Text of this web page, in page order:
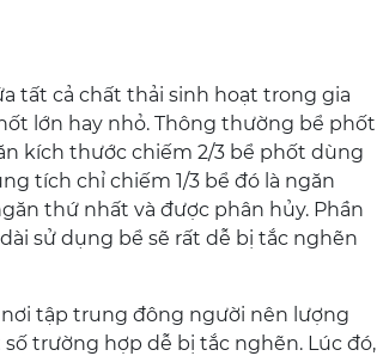
tất cả chất thải sinh hoạt trong gia
lớn hay nhỏ. Thông thường bể phốt
kích thước chiếm 2/3 bể phốt dùng
tích chỉ chiếm 1/3 bể đó là ngăn
thứ nhất và được phân hủy. Phần
sử dụng bể sẽ rất dễ bị tắc nghẽn
tập trung đông người nên lượng
trường hợp dễ bị tắc nghẽn. Lúc đó,